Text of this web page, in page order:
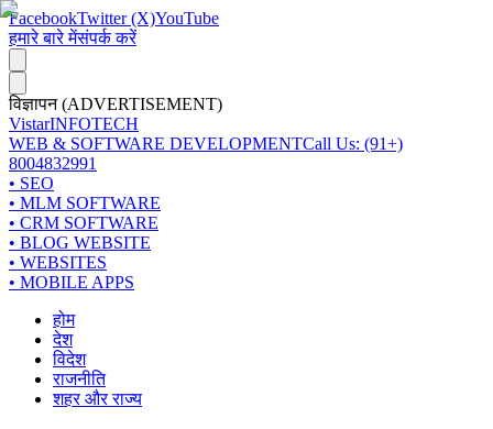
FacebookTwitter (X)YouTube
हमारे बारे मेंसंपर्क करें
विज्ञापन (ADVERTISEMENT)
VistarINFOTECH
WEB & SOFTWARE DEVELOPMENTCall Us: (91+)
8004832991
• SEO
• MLM SOFTWARE
• CRM SOFTWARE
• BLOG WEBSITE
• WEBSITES
• MOBILE APPS
होम
देश
विदेश
राजनीति
शहर और राज्य